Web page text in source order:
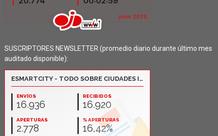
SUSCRIPTORES NEWSLETTER (promedio diario durante último mes
auditado disponible):